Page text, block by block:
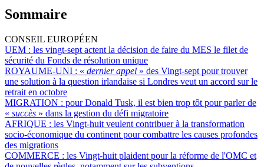
Sommaire
CONSEIL EUROPÉEN
UEM : les vingt-sept actent la décision de faire du MES le filet de
sécurité du Fonds de résolution unique
ROYAUME-UNI : « dernier appel » des Vingt-sept pour trouver
une solution à la question irlandaise si Londres veut un accord sur le
retrait en octobre
MIGRATION : pour Donald Tusk, il est bien trop tôt pour parler de
« succès » dans la gestion du défi migratoire
AFRIQUE : les Vingt-huit veulent contribuer à la transformation
socio-économique du continent pour combattre les causes profondes
des migrations
COMMERCE : les Vingt-huit plaident pour la réforme de l'OMC et